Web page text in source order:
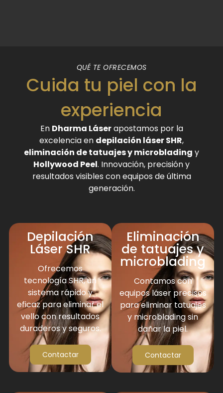
QUÉ TE OFRECEMOS
Cuida tu piel con la
experiencia
En Dharma Láserapostamos por la
excelencia en depilación láser SHR,
eliminación de tatuajes y microblading y
Hollywood Peel. Innovación, precisión y
resultados visibles con equipos de última
generación.
Depilación
Láser SHR
Ofrecemos
tecnología SHR, un
sistema rápido y
eficaz para eliminar el
vello con resultados
duraderos y seguros.
Contactar
Eliminación
de tatuajes y
microblading
Contamos con
equipos láser precisos
para eliminar tatuajes
y microblading sin
dañar la piel.
Contactar